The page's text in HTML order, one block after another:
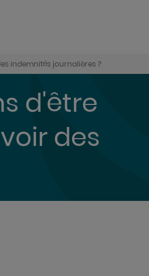
indemnités journalières ?
d'être
des